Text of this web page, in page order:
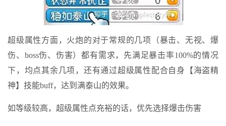
超级属性方面，火炮的对于常规的几项（暴击、无视、爆
伤、boss伤、伤害）都有需求，先满足暴击率100%的情况
下，均点其余几项，还有通过超级属性配合自身【海盗精
神】技能buff，达到满泰山的效果。
如等级较高，超级属性点充裕的话，优先选择爆击伤害